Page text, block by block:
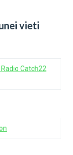
vieti
Catch22